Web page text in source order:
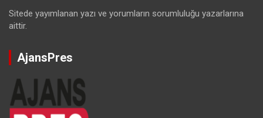
Sitede yayımlanan yazı ve yorumların sorumluluğu yazarlarına
aittir.
AjansPres